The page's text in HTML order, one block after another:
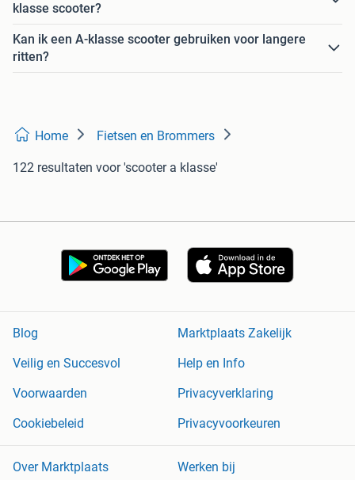
klasse scooter?
Kan ik een A-klasse scooter gebruiken voor langere
ritten?
Home Fietsen en Brommers
122 resultaten voor 'scooter a klasse'
Blog
Marktplaats Zakelijk
Veilig en Succesvol
Help en Info
Voorwaarden
Privacyverklaring
Cookiebeleid
Privacyvoorkeuren
Over Marktplaats Werken bij